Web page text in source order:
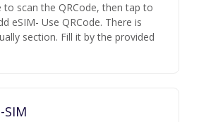
scan the QRCode, then tap to
eSIM- Use QRCode. There is
section. Fill it by the provided